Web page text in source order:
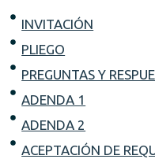
INVITACIÓN
PLIEGO
PREGUNTAS Y
ADENDA 1
ADENDA 2
ACEPTACIÓN DE